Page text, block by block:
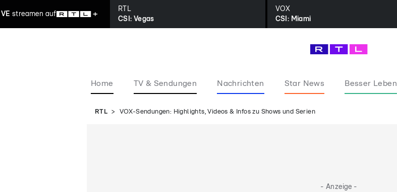
streamen auf
RTL
CSI: Vegas
VOX
CSI: Miami
Home TV & Sendungen Nachrichten Star News Besser Leben
RTL VOX-Sendungen: Highlights, Videos & Infos zu Shows und Serien
- Anzeige -